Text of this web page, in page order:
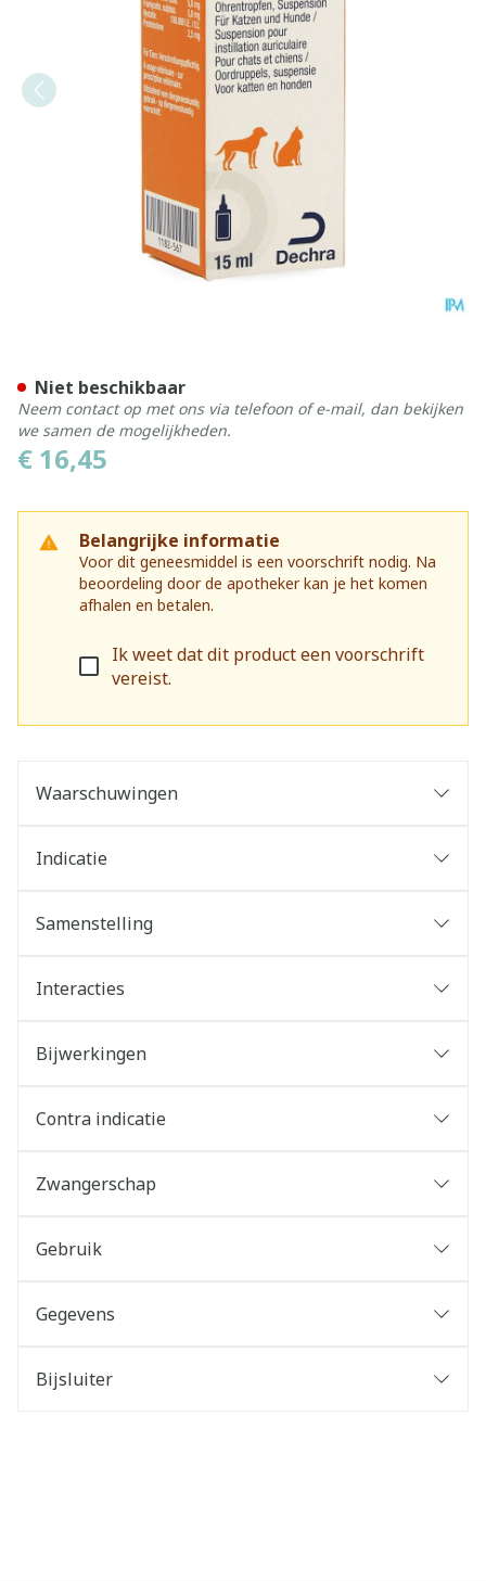
€ 16,45
Belangrijke informatie
Voor dit geneesmiddel is een voorschrift nodig. Na
beoordeling door de apotheker kan je het komen
afhalen en betalen.
Ik weet dat dit product een voorschrift
vereist.
Niet beschikbaar
Neem contact op met ons via telefoon of e-mail, dan bekijken
we samen de mogelijkheden.
Waarschuwingen
Indicatie
Samenstelling
Interacties
Bijwerkingen
Contra indicatie
Zwangerschap
Gebruik
Gegevens
Bijsluiter